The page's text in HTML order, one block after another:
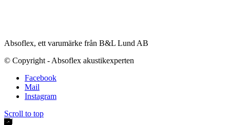
Absoflex, ett varumärke från B&L Lund AB
© Copyright - Absoflex akustikexperten
Facebook
Mail
Instagram
Scroll to top